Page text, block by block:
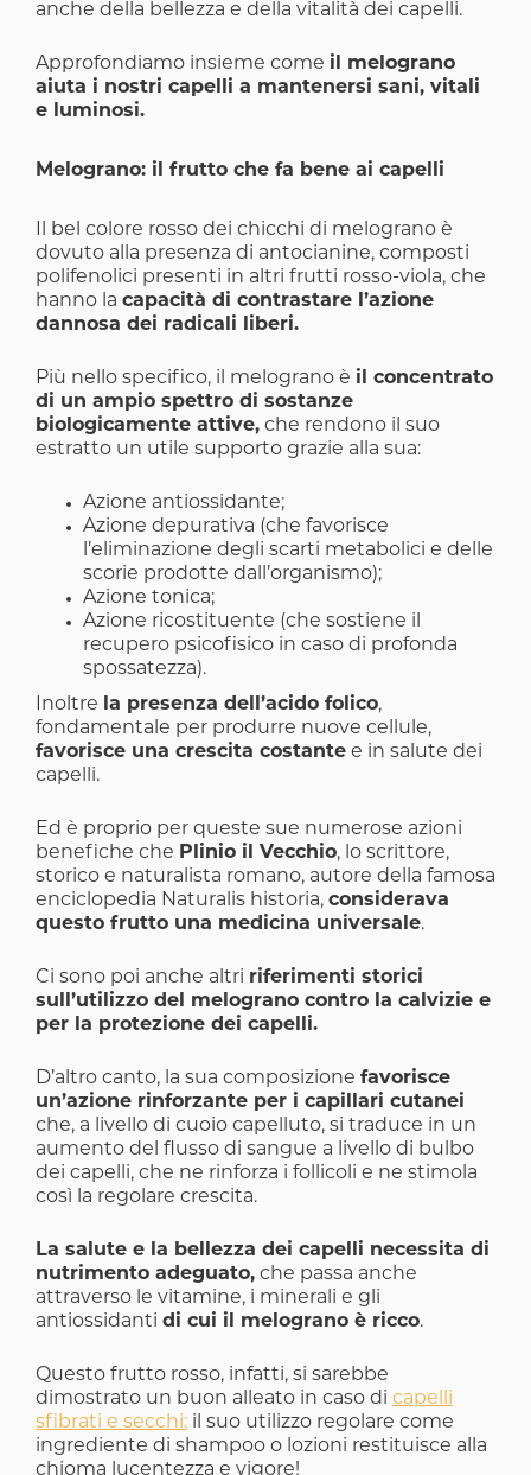
anche della bellezza e della vitalità dei capelli.
Approfondiamo insieme come il melograno
aiuta i nostri capelli a mantenersi sani, vitali
e luminosi.
Melograno: il frutto che fa bene ai capelli
Il bel colore rosso dei chicchi di melograno è
dovuto alla presenza di antocianine, composti
polifenolici presenti in altri frutti rosso-viola, che
hanno la capacità di contrastare l’azione
dannosa dei radicali liberi.
Più nello specifico, il melograno è il concentrato
di un ampio spettro di sostanze
biologicamente attive, che rendono il suo
estratto un utile supporto grazie alla sua:
Azione antiossidante;
Azione depurativa (che favorisce
l’eliminazione degli scarti metabolici e delle
scorie prodotte dall’organismo);
Azione tonica;
Azione ricostituente (che sostiene il
recupero psicofisico in caso di profonda
spossatezza).
Inoltre la presenza dell’acido folico,
fondamentale per produrre nuove cellule,
favorisce una crescita costante e in salute dei
capelli.
Ed è proprio per queste sue numerose azioni
benefiche che Plinio il Vecchio, lo scrittore,
storico e naturalista romano, autore della famosa
enciclopedia Naturalis historia, considerava
questo frutto una medicina universale.
Ci sono poi anche altri riferimenti storici
sull’utilizzo del melograno contro la calvizie e
per la protezione dei capelli.
D’altro canto, la sua composizione favorisce
un’azione rinforzante per i capillari cutanei
che, a livello di cuoio capelluto, si traduce in un
aumento del flusso di sangue a livello di bulbo
dei capelli, che ne rinforza i follicoli e ne stimola
così la regolare crescita.
La salute e la bellezza dei capelli necessita di
nutrimento adeguato, che passa anche
attraverso le vitamine, i minerali e gli
antiossidanti di cui il melograno è ricco.
Questo frutto rosso, infatti, si sarebbe
dimostrato un buon alleato in caso di capelli
sfibrati e secchi: il suo utilizzo regolare come
ingrediente di shampoo o lozioni restituisce alla
chioma lucentezza e vigore!